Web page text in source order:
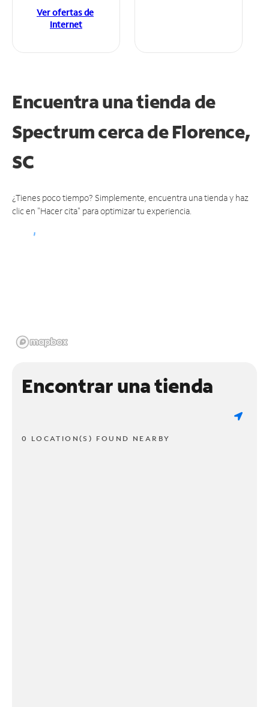
Ver ofertas de
Internet
Encuentra una tienda de
Spectrumcerca de Florence,
SC
¿Tienes poco tiempo? Simplemente, encuentra una tienda y haz
clic en "Hacer cita" para optimizar tu experiencia.
Encontrar una tienda
0 LOCATION(S) FOUND NEARBY